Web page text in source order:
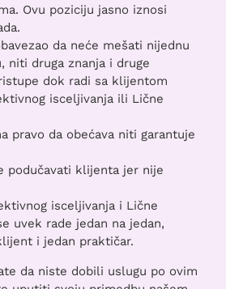
Ovu poziciju jasno iznosi
da neće mešati nijednu
niti druga znanja i druge
dok radi sa klijentom
isceljivanja ili Lične
pravo da obećava niti garantuje
podučavati klijenta jer nije
isceljivanja i Lične
uvek rade jedan na jedan,
i jedan praktičar.
da niste dobili uslugu po ovim